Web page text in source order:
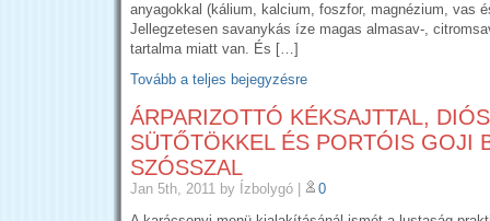
anyagokkal (kálium, kalcium, foszfor, magnézium, vas
Jellegzetesen savanykás íze magas almasav-,
tartalma miatt van. És […]
Tovább a teljes bejegyzésre
ÁRPARIZOTTÓ KÉKSAJTTAL,
SÜTŐTÖKKEL ÉS PORTÓIS GOJI
SZÓSSZAL
Jan 5th, 2011 by Ízbolygó |
0